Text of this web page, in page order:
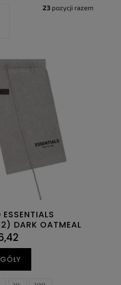
23 pozycji razem
DARK OATMEAL